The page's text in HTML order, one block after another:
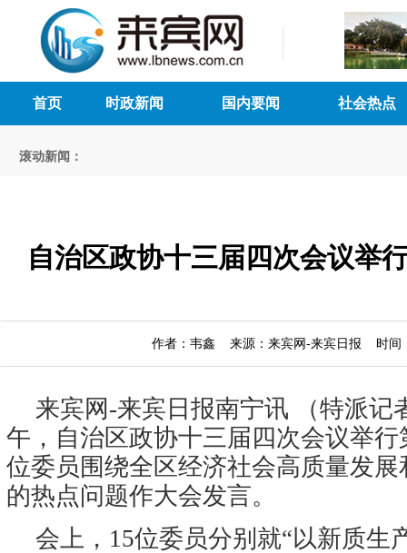
首页 时政新闻 国内要闻 社会热点
滚动新闻：
自治区政协十三届四次会议举
作者：韦鑫 来源：来宾网-来宾日报 时间
来宾网-来宾日报南宁讯 （特派记
午，自治区政协十三届四次会议举
位委员围绕全区经济社会高质量发
的热点问题作大会发言。
会上，15位委员分别就“以新质生